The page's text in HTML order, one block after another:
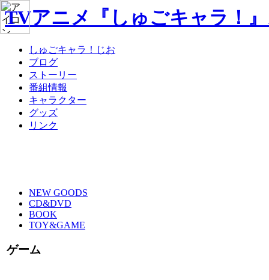
TVアニメ『しゅごキャラ！
しゅごキャラ！じお
ブログ
ストーリー
番組情報
キャラクター
グッズ
リンク
NEW GOODS
CD&DVD
BOOK
TOY&GAME
ゲーム